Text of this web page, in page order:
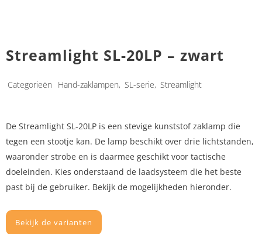
Streamlight SL-20LP – zwart
Categorieën Hand-zaklampen, SL-serie, Streamlight
De Streamlight SL-20LP is een stevige kunststof zaklamp die
tegen een stootje kan. De lamp beschikt over drie lichtstanden,
waaronder strobe en is daarmee geschikt voor tactische
doeleinden. Kies onderstaand de laadsysteem die het beste
past bij de gebruiker. Bekijk de mogelijkheden hieronder.
Bekijk de varianten